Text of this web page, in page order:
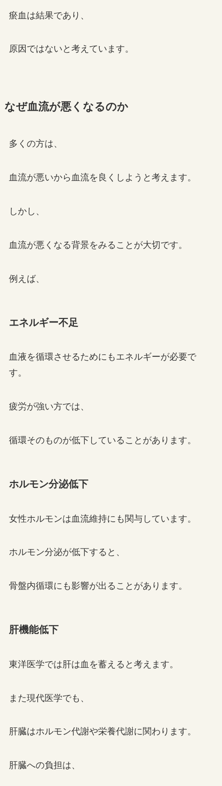
瘀血は結果であり、
原因ではないと考えています。
なぜ血流が悪くなるのか
多くの方は、
血流が悪いから血流を良くしようと考えます。
しかし、
血流が悪くなる背景をみることが大切です。
例えば、
エネルギー不足
血液を循環させるためにもエネルギーが必要で
す。
疲労が強い方では、
循環そのものが低下していることがあります。
ホルモン分泌低下
女性ホルモンは血流維持にも関与しています。
ホルモン分泌が低下すると、
骨盤内循環にも影響が出ることがあります。
肝機能低下
東洋医学では肝は血を蓄えると考えます。
また現代医学でも、
肝臓はホルモン代謝や栄養代謝に関わります。
肝臓への負担は、